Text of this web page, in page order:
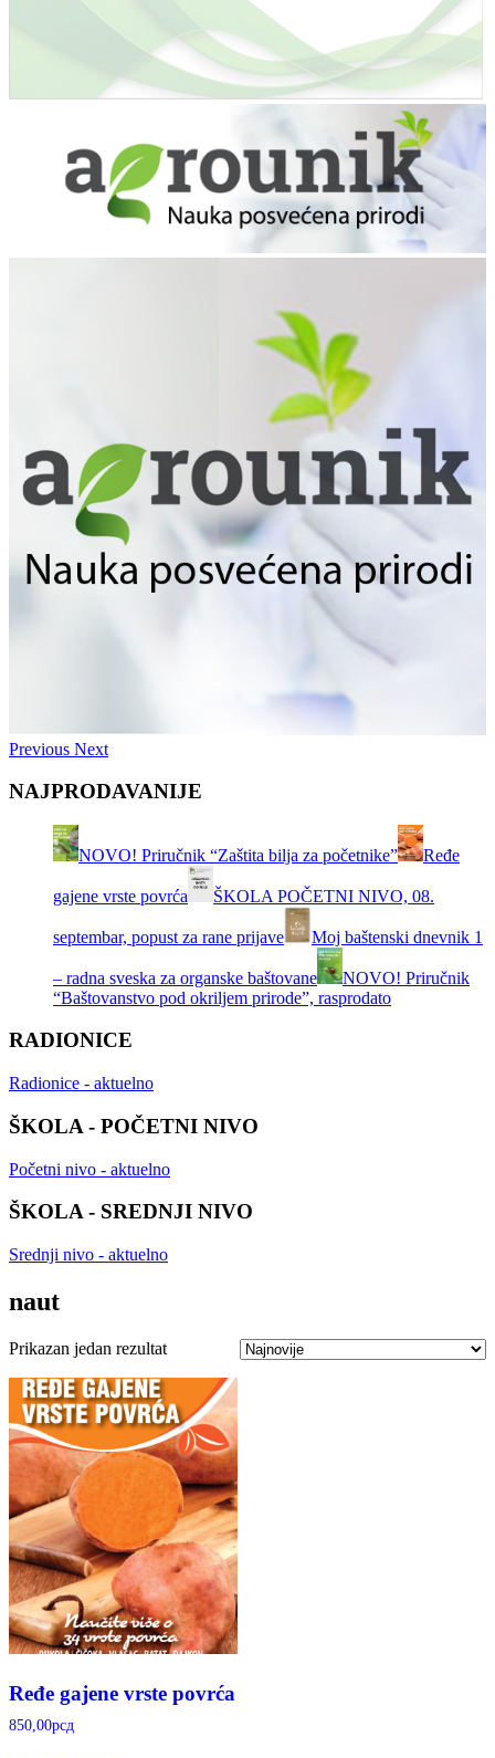
Previous Next
NAJPRODAVANIJE
NOVO! Priručnik “Zaštita bilja za početnike” Ređe
gajene vrste povrća ŠKOLA POČETNI NIVO, 08.
septembar, popust za rane prijave Moj baštenski dnevnik 1
– radna sveska za organske baštovane
NOVO! Priručnik
“Baštovanstvo pod okriljem prirode”, rasprodato
RADIONICE
Radionice - aktuelno
ŠKOLA - POČETNI NIVO
Početni nivo - aktuelno
ŠKOLA - SREDNJI NIVO
Srednji nivo - aktuelno
naut
Prikazan jedan rezultat
Ređe gajene vrste povrća
850,00рсд